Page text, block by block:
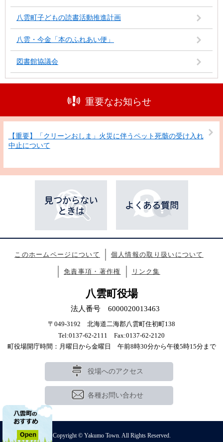
八雲町子どもの読書活動推進計画
八雲・今金「本のふれあい便」
図書館協議会
重要なお知らせ
【重要】「クリーンおしま」火災に伴うペット死骸の受け入れ
中止について
このホームページについて 個人情報の取り扱いについて
免責事項・著作権 リンク集
八雲町役場
法人番号 6000020013463
〒049-3192 北海道二海郡八雲町住初町138
Tel:0137-62-2111 Fax:0137-62-2120
町役場開庁時間：月曜日から金曜日 午前8時30分から午後5時15分まで
役場へのアクセス
各種お問い合わせ
Copyright © Yakumo Town. All Rights Reserved.